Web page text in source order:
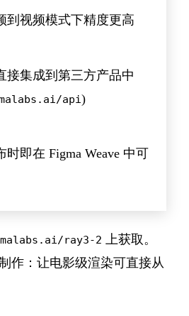
到视频模式下精度更高
接集成到第三方产品中
api)
时即在 Figma Weave 中可
ray3-2
上获取。
作：让电影级渲染可直接从